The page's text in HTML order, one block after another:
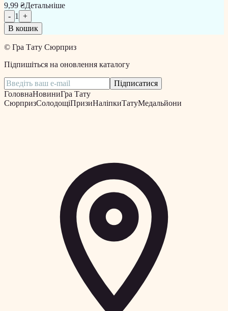
9,99 ₴Детальніше
- 1
+
В кошик
© Гра Тату Сюрприз
Підпишіться на оновлення каталогу
Підписатися
ГоловнаНовиниГра Тату
СюрпризСолодощіПризиНаліпкиТатуМедальйони